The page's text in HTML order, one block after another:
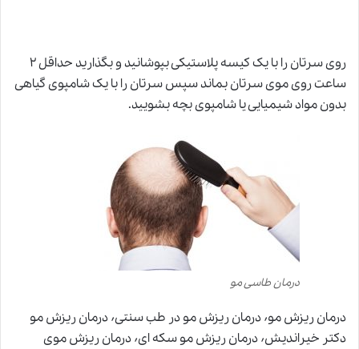
روی سرتان را با یک کیسه پلاستیکی بپوشانید و بگذارید حداقل ۲
ساعت روی موی سرتان بماند سپس سرتان رابا یک شامپوی گیاهی
بدون مواد شیمیایی یا شامپوی بچه بشویید.
درمان طاسی مو
درمان ریزش مو٬ درمان ریزش مو در طب سنتی٬ درمان ریزش مو
دکتر خیراندیش٬ درمان ریزش مو سکه ای٬ درمان ریزش موی